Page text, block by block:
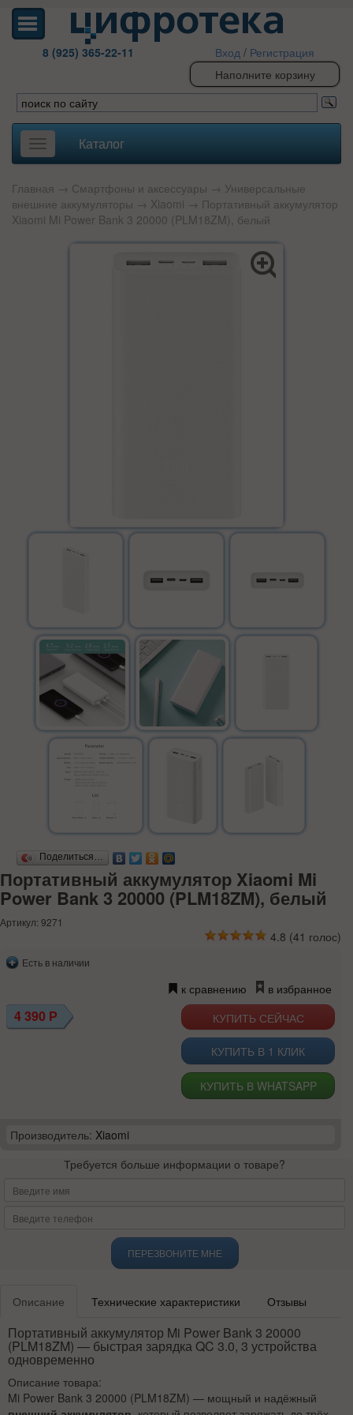
8 (925) 365-22-11 Вход / Регистрация
Наполните корзину
Toggle
navigation
Каталог
Главная → Смартфоны и аксессуары → Универсальные
внешние аккумуляторы → Xiaomi → Портативный аккумулятор
Xiaomi Mi Power Bank 3 20000 (PLM18ZM), белый
Поделиться…
Портативный аккумулятор Xiaomi Mi
Power Bank 3 20000 (PLM18ZM), белый
Артикул: 9271
4.8 (41 голос)
Есть в наличии
к сравнению в избранное
4 390 Р
КУПИТЬ В 1 КЛИК
КУПИТЬ В WHATSAPP
Производитель: Xiaomi
Требуется больше информации о товаре?
ПЕРЕЗВОНИТЕ МНЕ
Описание Технические характеристики Отзывы
Портативный аккумулятор Mi Power Bank 3 20000
(PLM18ZM) — быстрая зарядка QC 3.0, 3 устройства
одновременно
Описание товара:
Mi Power Bank 3 20000 (PLM18ZM) — мощный и надёжный